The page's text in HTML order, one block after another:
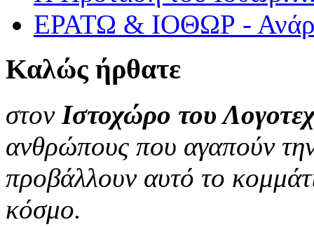
ΕΡΑΤΩ & ΙΟΘΩΡ -
Καλώς ήρθατε
στον Ιστοχώρο του
ανθρώπους που αγαπούν
προβάλλουν αυτό το
κόσμο.